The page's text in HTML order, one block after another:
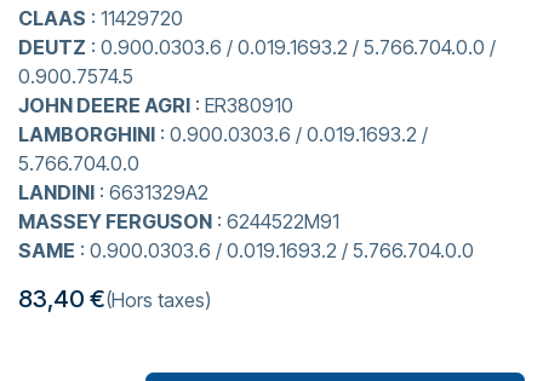
CLAAS : 11429720
DEUTZ : 0.900.0303.6 / 0.019.1693.2 / 5.766.704.0.0 /
0.900.7574.5
JOHN DEERE AGRI : ER380910
LAMBORGHINI : 0.900.0303.6 / 0.019.1693.2 /
5.766.704.0.0
LANDINI : 6631329A2
MASSEY FERGUSON : 6244522M91
SAME : 0.900.0303.6 / 0.019.1693.2 / 5.766.704.0.0
83,40 €(Hors taxes)